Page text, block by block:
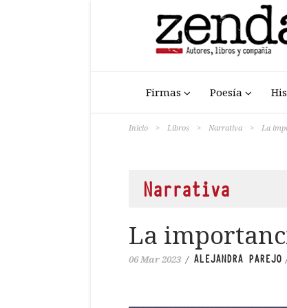
Firmas Poesía
Inicio > Libros > Narrativa > La
Narrativa
La
06 Mar 2023 / ALEJANDRA PAREJO